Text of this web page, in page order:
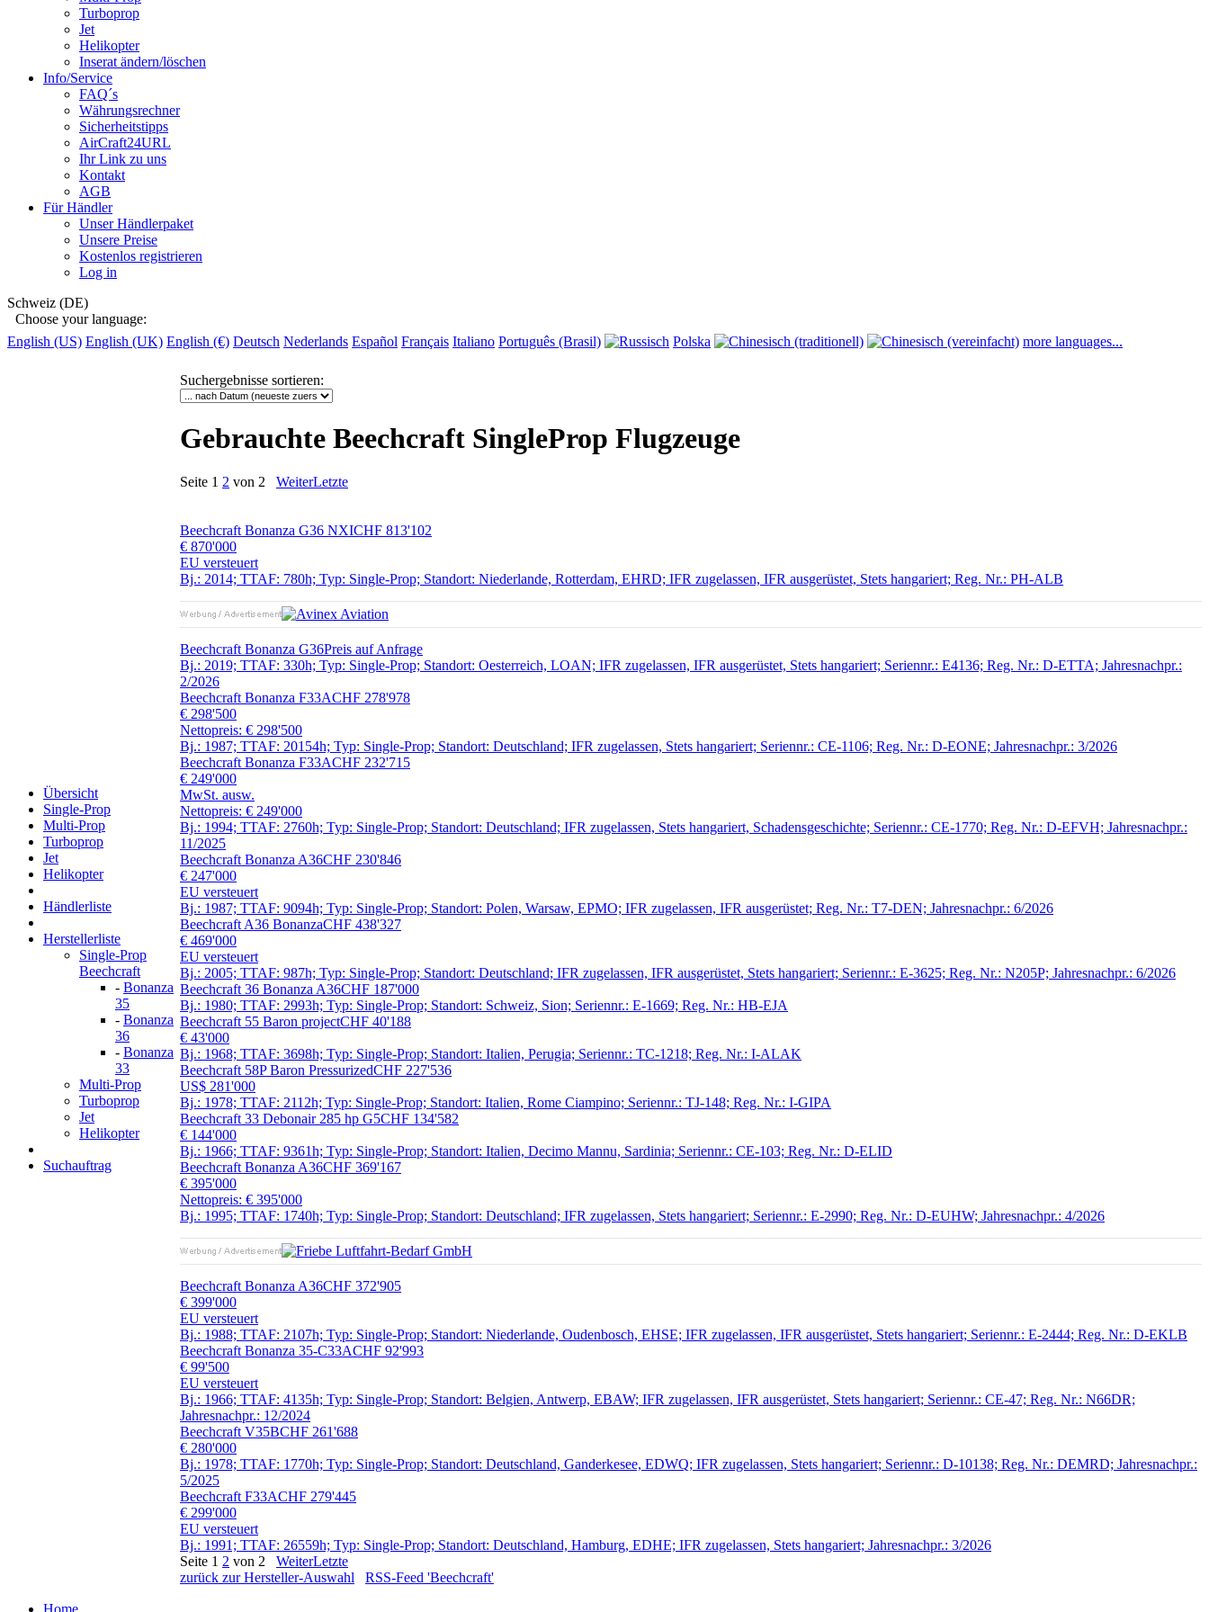
Turboprop
Jet
Helikopter
Inserat ändern/löschen
Info/Service
FAQ´s
Währungsrechner
Sicherheitstipps
AirCraft24URL
Ihr Link zu uns
Kontakt
AGB
Für Händler
Unser Händlerpaket
Unsere Preise
Kostenlos registrieren
Log in
Schweiz (DE)
Choose your language:
English (US) English (UK) English (€) Deutsch Nederlands Español Français Italiano Português (Brasil) Polska more languages...
Übersicht
Single-Prop
Multi-Prop
Turboprop
Jet
Helikopter
Händlerliste
Herstellerliste
Single-Prop
Beechcraft
- Bonanza
35
- Bonanza
36
- Bonanza
33
Multi-Prop
Turboprop
Jet
Helikopter
Suchauftrag
Suchergebnisse sortieren:
Gebrauchte Beechcraft SingleProp Flugzeuge
Seite 1 2 von 2 WeiterLetzte
Beechcraft Bonanza G36 NXICHF 813'102
€ 870'000
EU versteuert
Bj.: 2014; TTAF: 780h; Typ: Single-Prop; Standort: Niederlande, Rotterdam, EHRD; IFR zugelassen, IFR ausgerüstet, Stets hangariert; Reg. Nr.: PH-ALB
Beechcraft Bonanza G36Preis auf Anfrage
Bj.: 2019; TTAF: 330h; Typ: Single-Prop; Standort: Oesterreich, LOAN; IFR zugelassen, IFR ausgerüstet, Stets hangariert; Seriennr.: E4136; Reg. Nr.: D-ETTA; Jahresnachpr.:
2/2026
Beechcraft Bonanza F33ACHF 278'978
€ 298'500
Nettopreis: € 298'500
Bj.: 1987; TTAF: 20154h; Typ: Single-Prop; Standort: Deutschland; IFR zugelassen, Stets hangariert; Seriennr.: CE-1106; Reg. Nr.: D-EONE; Jahresnachpr.: 3/2026
Beechcraft Bonanza F33ACHF 232'715
€ 249'000
MwSt. ausw.
Nettopreis: € 249'000
Bj.: 1994; TTAF: 2760h; Typ: Single-Prop; Standort: Deutschland; IFR zugelassen, Stets hangariert, Schadensgeschichte; Seriennr.: CE-1770; Reg. Nr.: D-EFVH; Jahresnachpr.:
11/2025
Beechcraft Bonanza A36CHF 230'846
€ 247'000
EU versteuert
Bj.: 1987; TTAF: 9094h; Typ: Single-Prop; Standort: Polen, Warsaw, EPMO; IFR zugelassen, IFR ausgerüstet; Reg. Nr.: T7-DEN; Jahresnachpr.: 6/2026
Beechcraft A36 BonanzaCHF 438'327
€ 469'000
EU versteuert
Bj.: 2005; TTAF: 987h; Typ: Single-Prop; Standort: Deutschland; IFR zugelassen, IFR ausgerüstet, Stets hangariert; Seriennr.: E-3625; Reg. Nr.: N205P; Jahresnachpr.: 6/2026
Beechcraft 36 Bonanza A36CHF 187'000
Bj.: 1980; TTAF: 2993h; Typ: Single-Prop; Standort: Schweiz, Sion; Seriennr.: E-1669; Reg. Nr.: HB-EJA
Beechcraft 55 Baron projectCHF 40'188
€ 43'000
Bj.: 1968; TTAF: 3698h; Typ: Single-Prop; Standort: Italien, Perugia; Seriennr.: TC-1218; Reg. Nr.: I-ALAK
Beechcraft 58P Baron PressurizedCHF 227'536
US$ 281'000
Bj.: 1978; TTAF: 2112h; Typ: Single-Prop; Standort: Italien, Rome Ciampino; Seriennr.: TJ-148; Reg. Nr.: I-GIPA
Beechcraft 33 Debonair 285 hp G5CHF 134'582
€ 144'000
Bj.: 1966; TTAF: 9361h; Typ: Single-Prop; Standort: Italien, Decimo Mannu, Sardinia; Seriennr.: CE-103; Reg. Nr.: D-ELID
Beechcraft Bonanza A36CHF 369'167
€ 395'000
Nettopreis: € 395'000
Bj.: 1995; TTAF: 1740h; Typ: Single-Prop; Standort: Deutschland; IFR zugelassen, Stets hangariert; Seriennr.: E-2990; Reg. Nr.: D-EUHW; Jahresnachpr.: 4/2026
Beechcraft Bonanza A36CHF 372'905
€ 399'000
EU versteuert
Bj.: 1988; TTAF: 2107h; Typ: Single-Prop; Standort: Niederlande, Oudenbosch, EHSE; IFR zugelassen, IFR ausgerüstet, Stets hangariert; Seriennr.: E-2444; Reg. Nr.: D-EKLB
Beechcraft Bonanza 35-C33ACHF 92'993
€ 99'500
EU versteuert
Bj.: 1966; TTAF: 4135h; Typ: Single-Prop; Standort: Belgien, Antwerp, EBAW; IFR zugelassen, IFR ausgerüstet, Stets hangariert; Seriennr.: CE-47; Reg. Nr.: N66DR;
Jahresnachpr.: 12/2024
Beechcraft V35BCHF 261'688
€ 280'000
Bj.: 1978; TTAF: 1770h; Typ: Single-Prop; Standort: Deutschland, Ganderkesee, EDWQ; IFR zugelassen, Stets hangariert; Seriennr.: D-10138; Reg. Nr.: DEMRD; Jahresnachpr.:
5/2025
Beechcraft F33ACHF 279'445
€ 299'000
EU versteuert
Bj.: 1991; TTAF: 26559h; Typ: Single-Prop; Standort: Deutschland, Hamburg, EDHE; IFR zugelassen, Stets hangariert; Jahresnachpr.: 3/2026
Seite 1 2 von 2 WeiterLetzte
zurück zur Hersteller-Auswahl
RSS-Feed 'Beechcraft'
Home